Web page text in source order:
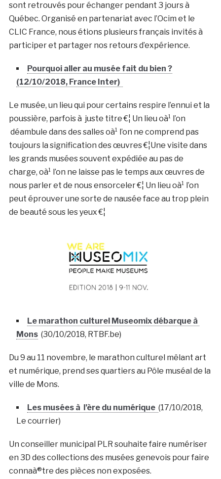
sont retrouvés pour échanger pendant 3 jours à
Québec. Organisé en partenariat avec l’Ocim et le
CLIC France, nous étions plusieurs français invités à
participer et partager nos retours d’expérience.
Pourquoi aller au musée fait du bien ?
(12/10/2018, France Inter)
Le musée, un lieu qui pour certains respire l’ennui et la
poussière, parfois à juste titre €¦ Un lieu oà¹ l’on
déambule dans des salles oà¹ l’on ne comprend pas
toujours la signification des œuvres €¦Une visite dans
les grands musées souvent expédiée au pas de
charge, oà¹ l’on ne laisse pas le temps aux œuvres de
nous parler et de nous ensorceler €¦ Un lieu oà¹ l’on
peut éprouver une sorte de nausée face au trop plein
de beauté sous les yeux €¦
Le marathon culturel Museomix débarque à
Mons(30/10/2018, RTBF.be)
Du 9 au 11 novembre, le marathon culturel mêlant art
et numérique, prend ses quartiers au Pôle muséal de la
ville de Mons.
Les musées à l’ère du numérique (17/10/2018,
Le courrier)
Un conseiller municipal PLR souhaite faire numériser
en 3D des collections des musées genevois pour faire
connaà®tre des pièces non exposées.